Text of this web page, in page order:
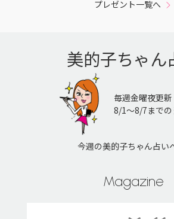
プレゼント一覧へ
美的子ちゃん
毎週金曜夜更新
8/1〜8/7までの
今週の美的子ちゃん占い
Magazine